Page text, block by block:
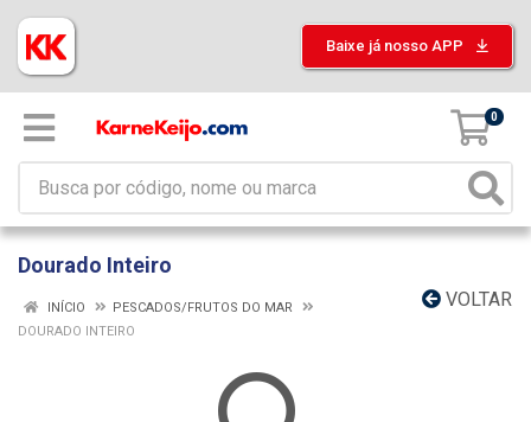
Baixe já nosso APP
0
Dourado Inteiro
VOLTAR
INÍCIO
PESCADOS/FRUTOS DO MAR
DOURADO INTEIRO